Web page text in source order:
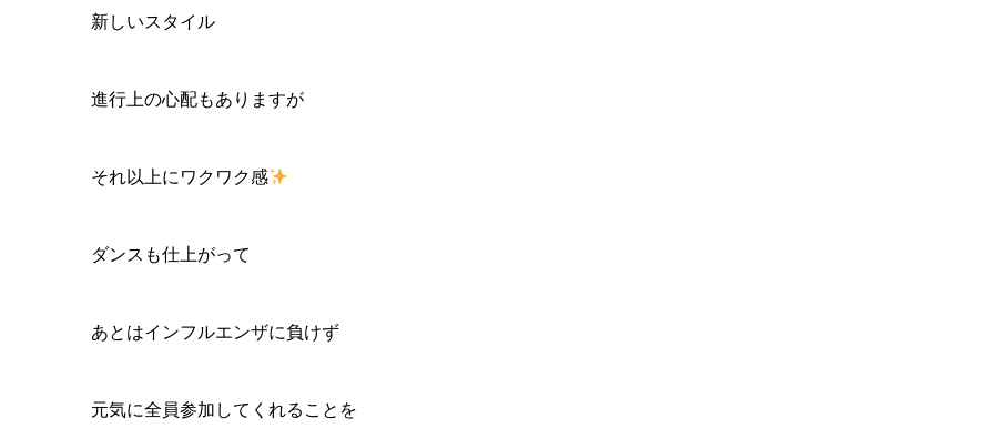
新しいスタイル
進行上の心配もありますが
それ以上にワクワク感
ダンスも仕上がって
あとはインフルエンザに負けず
元気に全員参加してくれることを